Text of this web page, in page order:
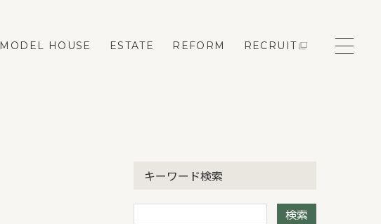
MODEL HOUSE ESTATE REFORM RECRUIT
新築住宅のお問い合わせ
キーワード検索
検索